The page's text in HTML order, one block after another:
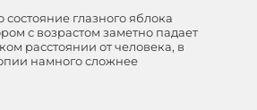
глазного яблока
с возрастом заметно падает
расстоянии от человека, в
намного сложнее